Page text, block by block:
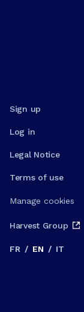
Sign up
Log in
Legal Notice
Terms of use
Manage cookies
Harvest Group
FR / EN / IT